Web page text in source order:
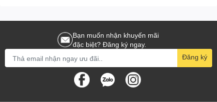
Bạn muốn nhận khuyến mãi
đặc biệt? Đăng ký ngay.
Đăng ký